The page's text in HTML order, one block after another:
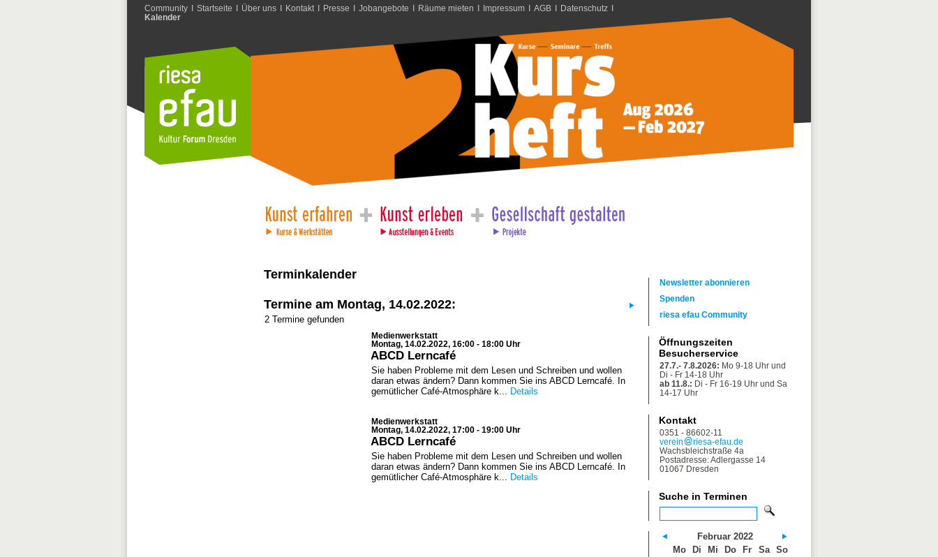
Community I Startseite I Über uns I Kontakt I Presse I Jobangebote I Räume mieten I Impressum I AGB I Datenschutz I
Kalender
Terminkalender
Termine am Montag, 14.02.2022:
2 Termine gefunden
Medienwerkstatt
Montag, 14.02.2022, 16:00 - 18:00 Uhr
ABCD Lerncafé
Sie haben Probleme mit dem Lesen und Schreiben und wollen
daran etwas ändern? Dann kommen Sie ins ABCD Lerncafé. In
gemütlicher Café-Atmosphäre k... Details
Medienwerkstatt
Montag, 14.02.2022, 17:00 - 19:00 Uhr
ABCD Lerncafé
Sie haben Probleme mit dem Lesen und Schreiben und wollen
daran etwas ändern? Dann kommen Sie ins ABCD Lerncafé. In
gemütlicher Café-Atmosphäre k... Details
Newsletter abonnieren
Spenden
riesa efau Community
Öffnungszeiten
Besucherservice
27.7.- 7.8.2026: Mo 9-18 Uhr und
Di - Fr 14-18 Uhr
ab 11.8.: Di - Fr 16-19 Uhr und Sa
14-17 Uhr
Kontakt
0351 - 86602-11
verein
riesa-efau.de
Wachsbleichstraße 4a
Postadresse: Adlergasse 14
01067 Dresden
Suche in Terminen
Februar 2022
Mo
Di Mi Do Fr Sa So